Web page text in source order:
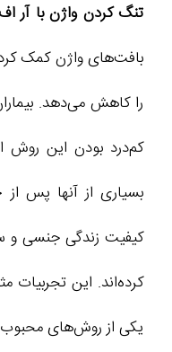
تنگ کردن واژن با آر
بافت‌های واژن کمک
را کاهش می‌دهد.
کم‌درد بودن این روش
بسیاری از آنها پس
کیفیت زندگی جنسی و
کرده‌اند. این تجربیات
یکی از روش‌های محبوب